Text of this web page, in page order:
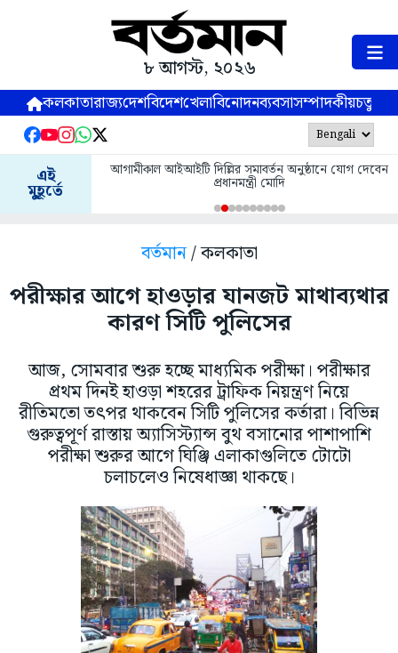
৮ আগস্ট, ২০২৬
কলকাতারাজ্যদেশবিদেশখেলাবিনোদনব্যবসাসম্পাদকীয়
এই
মুহূর্তে
আগামীকাল আইআইটি দিল্লির সমাবর্তন অনুষ্ঠানে যোগ দেবেন
প্রধানমন্ত্রী মোদি
বর্তমান/ কলকাতা
পরীক্ষার আগে হাওড়ার যানজট মাথাব্যথার
কারণ সিটি পুলিসের
আজ, সোমবার শুরু হচ্ছে মাধ্যমিক পরীক্ষা। পরীক্ষার
প্রথম দিনই হাওড়া শহরের ট্রাফিক নিয়ন্ত্রণ নিয়ে
রীতিমতো তৎপর থাকবেন সিটি পুলিসের কর্তারা। বিভিন্ন
গুরুত্বপূর্ণ রাস্তায় অ্যাসিস্ট্যান্স বুথ বসানোর পাশাপাশি
পরীক্ষা শুরুর আগে ঘিঞ্জি এলাকাগুলিতে টোটো
চলাচলেও নিষেধাজ্ঞা থাকছে।